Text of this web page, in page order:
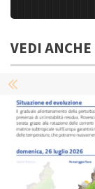
VEDI ANCHE